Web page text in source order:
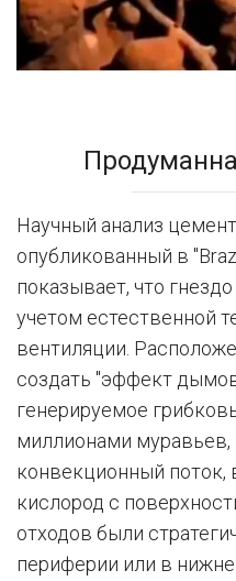
Научный анализ
опубликованный в
показывает, что
учетом естественной
вентиляции.
создать "эффект
генерируемое
миллионами муравьев,
конвекционный поток,
кислород с
отходов были
периферии или в